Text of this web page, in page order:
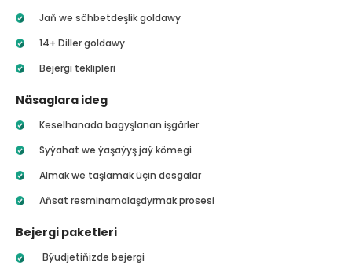
Jaň we söhbetdeşlik goldawy
14+ Diller goldawy
Bejergi teklipleri
Näsaglara ideg
Keselhanada bagyşlanan işgärler
Syýahat we ýaşaýyş jaý kömegi
Almak we taşlamak üçin desgalar
Aňsat resminamalaşdyrmak prosesi
Bejergi paketleri
Býudjetiňizde bejergi